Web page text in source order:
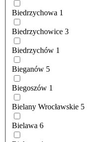
Biedrzychowa 1
Biedrzychowice 3
Biedrzychów 1
Bieganów 5
Biegoszów 1
Bielany Wrocławskie 5
Bielawa 6